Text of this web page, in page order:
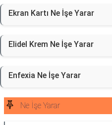
Ekran Kartı Ne İşe Yarar
Elidel Krem Ne İşe Yarar
Enfexia Ne İşe Yarar
Ne İşe Yarar